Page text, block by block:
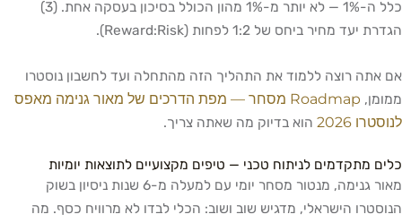
כלל ה-1% — לא יותר מ-1% מהון הכולל בסיכון בעסקה אחת. (3)
הגדרת יעד מחיר ביחס של 1:2 לפחות (Reward:Risk).
אם אתה רוצה ללמוד את התהליך הזה מהתחלה ועד לחשבון נוסטרו
ממומן,
Roadmap מסחר — מפת הדרכים של מאור גנימה מאפס
לנוסטרו 2026
הוא בדיוק מה שאתה צריך.
כלים מתקדמים לניתוח טכני — טיפים מקצועיים לתוצאות יומיות
מאור גנימה, מנטור מסחר יומי עם למעלה מ-6 שנות ניסיון בשוק
הנוסטרו הישראלי, מדגיש שוב ושוב: הכלי לבדו לא מרוויח כסף. מה